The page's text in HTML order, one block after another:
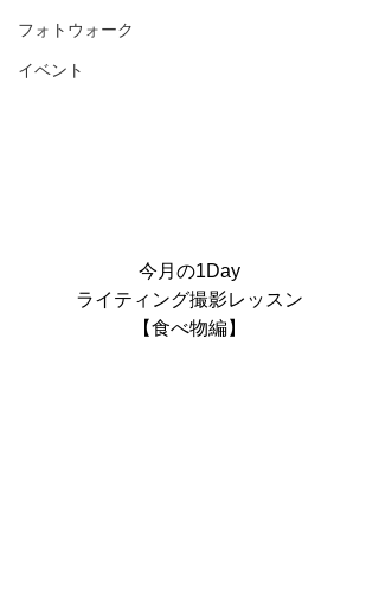
フォトウォーク
イベント
今月の1Day
ライティング撮影レッスン
【食べ物編】